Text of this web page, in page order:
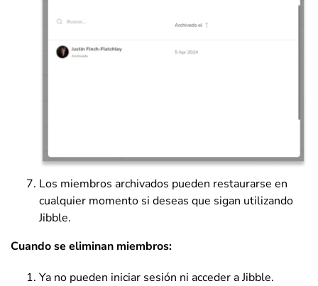
Los miembros archivados pueden restaurarse en
cualquier momento si deseas que sigan utilizando
Jibble.
Cuando se eliminan miembros:
Ya no pueden iniciar sesión ni acceder a Jibble.